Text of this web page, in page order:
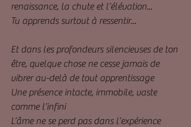
renaissance, la chute et l’élévation...
Tu apprends surtout à ressentir...
Et dans les profondeurs silencieuses de ton
être, quelque chose ne cesse jamais de
vibrer au-delà de tout apprentissage
Une présence intacte, immobile, vaste
comme l’infini
L’âme ne se perd pas dans l’expérience